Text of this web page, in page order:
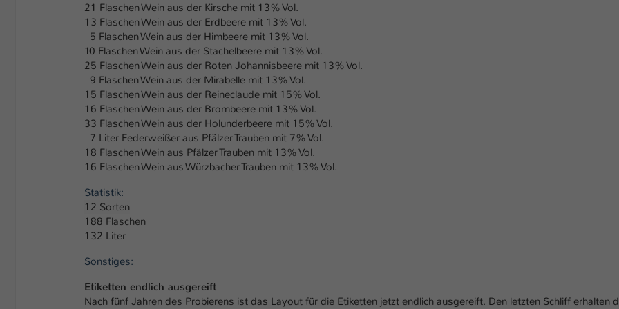
21 Flaschen Wein aus der Kirsche mit 13% Vol.
13 Flaschen Wein aus der Erdbeere mit 13% Vol.
5 Flaschen Wein aus der Himbeere mit 13% Vol.
10 Flaschen Wein aus der Stachelbeere mit 13% Vol.
25 Flaschen Wein aus der Roten Johannisbeere mit 13% Vol.
9 Flaschen Wein aus der Mirabelle mit 13% Vol.
15 Flaschen Wein aus der Reineclaude mit 15% Vol.
16 Flaschen Wein aus der Brombeere mit 13% Vol.
33 Flaschen Wein aus der Holunderbeere mit 15% Vol.
7 Liter Federweißer aus Pfälzer Trauben mit 7% Vol.
18 Flaschen Wein aus Pfälzer Trauben mit 13% Vol.
16 Flaschen Wein aus Würzbacher Trauben mit 13% Vol.
Statistik:
12 Sorten
188 Flaschen
132 Liter
Sonstiges:
Etiketten endlich ausgereift
Nach fünf Jahren des Probierens ist das Layout für die Etiketten jetzt endlich ausgereift. Den letzten Schliff erhalten